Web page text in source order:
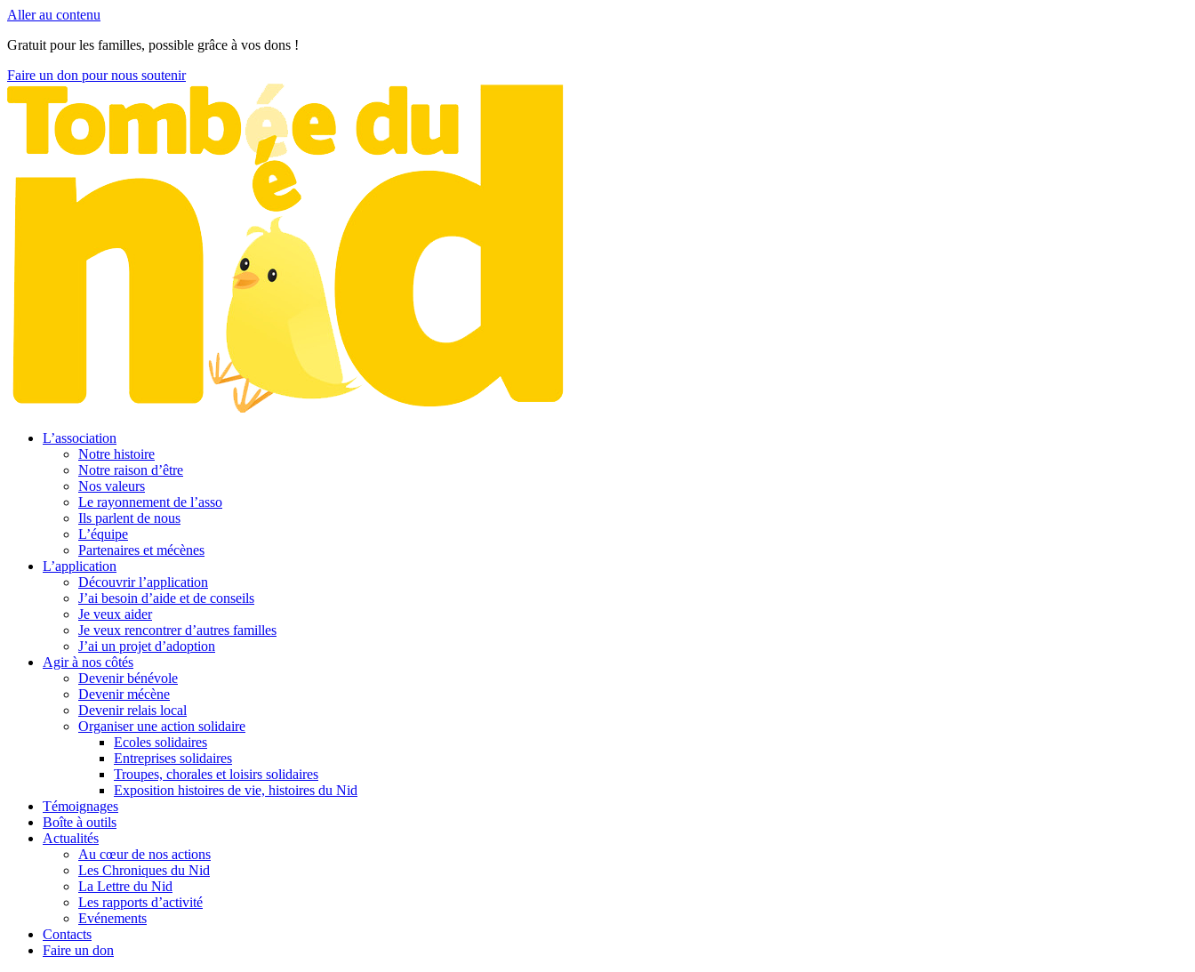
Aller au contenu
Gratuit pour les familles, possible grâce à vos dons !
Faire un don pour nous soutenir
L’association
Notre histoire
Notre raison d’être
Nos valeurs
Le rayonnement de l’asso
Ils parlent de nous
L’équipe
Partenaires et mécènes
L’application
Découvrir l’application
J’ai besoin d’aide et de conseils
Je veux aider
Je veux rencontrer d’autres familles
J’ai un projet d’adoption
Agir à nos côtés
Devenir bénévole
Devenir mécène
Devenir relais local
Organiser une action solidaire
Ecoles solidaires
Entreprises solidaires
Troupes, chorales et loisirs solidaires
Exposition histoires de vie, histoires du Nid
Témoignages
Boîte à outils
Actualités
Au cœur de nos actions
Les Chroniques du Nid
La Lettre du Nid
Les rapports d’activité
Evénements
Contacts
Faire un don